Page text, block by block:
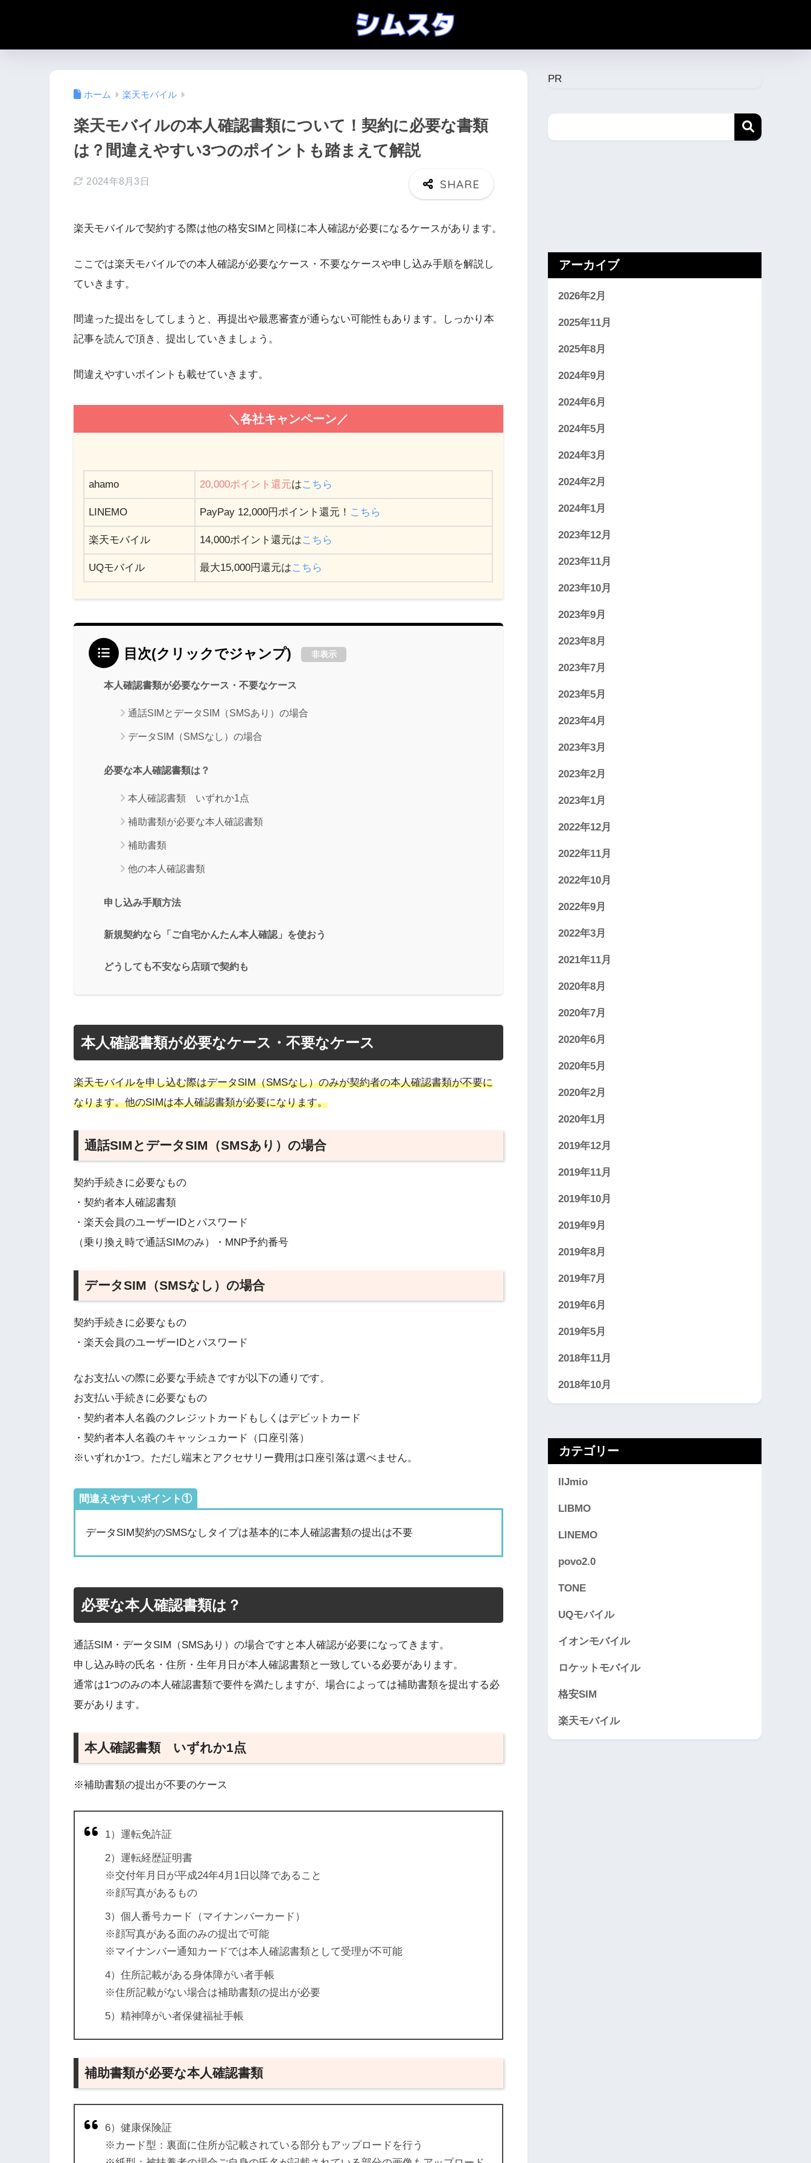
ホーム 楽天モバイル
楽天モバイルの本人確認書類について！契約に必要な書類
は？間違えやすい3つのポイントも踏まえて解説
2024年8月3日
楽天モバイルで契約する際は他の格安SIMと同様に本人確認が必要になるケースがあります。
ここでは楽天モバイルでの本人確認が必要なケース・不要なケースや申し込み手順を解説し
ていきます。
間違った提出をしてしまうと、再提出や最悪審査が通らない可能性もあります。しっかり本
記事を読んで頂き、提出していきましょう。
間違えやすいポイントも載せていきます。
＼各社キャンペーン／
ahamo 20,000ポイント還元はこちら
LINEMO PayPay 12,000円ポイント還元！ こちら
楽天モバイル 14,000ポイント還元はこちら
UQモバイル 最大15,000円還元はこちら
目次(クリックでジャンプ) 非表示
本人確認書類が必要なケース・不要なケース
通話SIMとデータSIM（SMSあり）の場合
データSIM（SMSなし）の場合
必要な本人確認書類は？
本人確認書類 いずれか1点
補助書類が必要な本人確認書類
補助書類
他の本人確認書類
申し込み手順方法
新規契約なら「ご自宅かんたん本人確認」を使おう
どうしても不安なら店頭で契約も
本人確認書類が必要なケース・不要なケース
楽天モバイルを申し込む際はデータSIM（SMSなし）のみが契約者の本人確認書類が不要に
なります。他のSIMは本人確認書類が必要になります。
通話SIMとデータSIM（SMSあり）の場合
契約手続きに必要なもの
・契約者本人確認書類
・楽天会員のユーザーIDとパスワード
（乗り換え時で通話SIMのみ）・MNP予約番号
データSIM（SMSなし）の場合
契約手続きに必要なもの
・楽天会員のユーザーIDとパスワード
なお支払いの際に必要な手続きですが以下の通りです。
お支払い手続きに必要なもの
・契約者本人名義のクレジットカードもしくはデビットカード
・契約者本人名義のキャッシュカード（口座引落）
※いずれか1つ。ただし端末とアクセサリー費用は口座引落は選べません。
間違えやすいポイント①
データSIM契約のSMSなしタイプは基本的に本人確認書類の提出は不要
必要な本人確認書類は？
通話SIM・データSIM（SMSあり）の場合ですと本人確認が必要になってきます。
申し込み時の氏名・住所・生年月日が本人確認書類と一致している必要があります。
通常は1つのみの本人確認書類で要件を満たしますが、場合によっては補助書類を提出する必
要があります。
本人確認書類 いずれか1点
※補助書類の提出が不要のケース
1）運転免許証
2）運転経歴証明書
※交付年月日が平成24年4月1日以降であること
※顔写真があるもの
3）個人番号カード（マイナンバーカード）
※顔写真がある面のみの提出で可能
※マイナンバー通知カードでは本人確認書類として受理が不可能
4）住所記載がある身体障がい者手帳
※住所記載がない場合は補助書類の提出が必要
5）精神障がい者保健福祉手帳
補助書類が必要な本人確認書類
6）健康保険証
※カード型：裏面に住所が記載されている部分もアップロードを行う
PR
アーカイブ
2026年2月
2025年11月
2025年8月
2024年9月
2024年6月
2024年5月
2024年3月
2024年2月
2024年1月
2023年12月
2023年11月
2023年10月
2023年9月
2023年8月
2023年7月
2023年5月
2023年4月
2023年3月
2023年2月
2023年1月
2022年12月
2022年11月
2022年10月
2022年9月
2022年3月
2021年11月
2020年8月
2020年7月
2020年6月
2020年5月
2020年2月
2020年1月
2019年12月
2019年11月
2019年10月
2019年9月
2019年8月
2019年7月
2019年6月
2019年5月
2018年11月
2018年10月
カテゴリー
IIJmio
LIBMO
LINEMO
povo2.0
TONE
UQモバイル
イオンモバイル
ロケットモバイル
格安SIM
楽天モバイル